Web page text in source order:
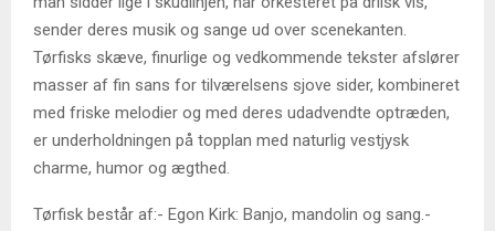
sender deres musik og sange ud over scenekanten.
Tørfisks skæve, finurlige og vedkommende tekster afslører
masser af fin sans for tilværelsens sjove sider, kombineret
med friske melodier og med deres udadvendte optræden,
er underholdningen på topplan med naturlig vestjysk
charme, humor og ægthed.
Tørfisk består af:- Egon Kirk: Banjo, mandolin og sang.-